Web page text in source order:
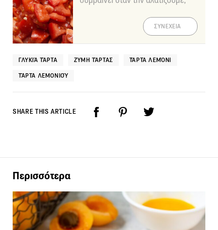
ΣΥΝΕΧΕΙΑ
ΓΛΥΚΙΆ ΤΆΡΤΑ ΖΎΜΗ ΤΆΡΤΑΣ ΤΆΡΤΑ ΛΕΜΌΝΙ
ΤΆΡΤΑ ΛΕΜΟΝΙΟΎ
SHARE THIS ARTICLE
Περισσότερα